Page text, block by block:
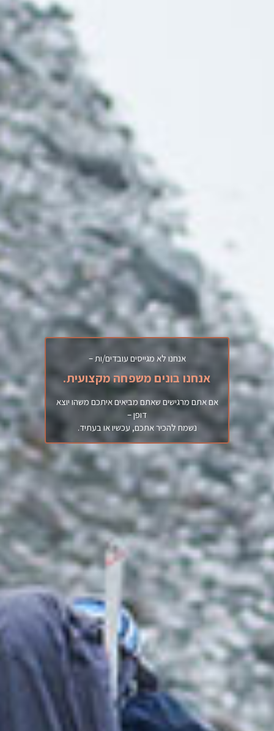
אנחנו לא מגייסים עובדים/ות –
אנחנו בונים משפחה מקצועית.
אם אתם מרגישים שאתם מביאים איתכם משהו יוצא
דופן –
נשמח להכיר אתכם, עכשיו או בעתיד.